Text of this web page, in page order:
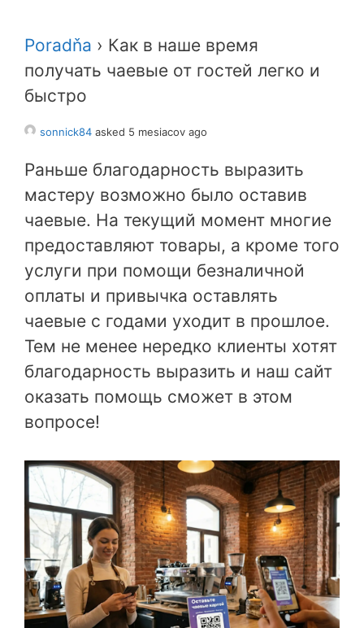
Poradňa › Как в наше время
получать чаевые от гостей легко и
быстро
sonnick84 asked 5 mesiacov ago
Раньше благодарность выразить
мастеру возможно было оставив
чаевые. На текущий момент многие
предоставляют товары, а кроме того
услуги при помощи безналичной
оплаты и привычка оставлять
чаевые с годами уходит в прошлое.
Тем не менее нередко клиенты хотят
благодарность выразить и наш сайт
оказать помощь сможет в этом
вопросе!